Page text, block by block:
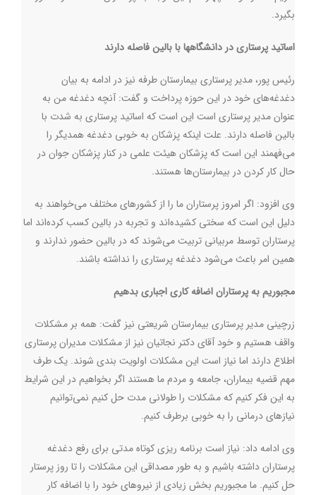
بگیرد.
اساتید پرستاری در دانشگاهها با بالین فاصله دارند
رئیس پور، مدیر پرستاری بیمارستان طرفه نیز در ادامه به بیان
دغدغه‌های خود در این حوزه پرداخت و گفت: آنچه دغدغه من به
عنوان مدیر پرستاری است این است که اساتید پرستاری به شدت با
بالین فاصله دارند. علت اینکه پزشکان به خوبی دغدغه همدیگر را
می‌فهمند این است که پزشکان هیئت علمی در کنار پزشکان جوان در
حال کار کردن در بیمارستان‌ها هستند.
وی افزود: اگر امروز پرستاران ما را از کشورهای مختلف می‌خواهند به
دلیل این است که سختی کشیده‌اند و تجربه در بالین کسب کرده‌اند اما
پرستاران توسط مربیانی تربیت می‌شوند که در بالین حضور ندارند و
همین امر باعث می‌شود دغدغه پرستاری را نداشته باشند.
مجبوریم به پرستاران اضافه کاری اجباری بدهیم
زرچینی مدیر پرستاری بیمارستان شریعتی نیز گفت: همه بر مشکلات
واقف هستیم و خود آقای دکتر نجاتیان نیز از مشکلات مدیران پرستاری
اطلاع دارند اما نیاز است این مشکلات اولویت بندی شوند. یک طرف
مهم قضیه بیماران، جامعه و مردم ما هستند اگر بخواهیم در این شرایط
به این فکر کنیم که مشکلات را طولانی مدت حل کنیم نمی‌توانیم
نیازهای درمانی را به خوبی برطرف کنیم.
وی ادامه داد: نیاز است برنامه ریزی کوتاه مدتی برای رفع دغدغه
پرستاران داشته باشیم و به طور مصداقی این مشکلات را تا روز پرستار
حل کنیم. ما مجبوریم بخش زیادی از نیروهای خود را با اضافه کار